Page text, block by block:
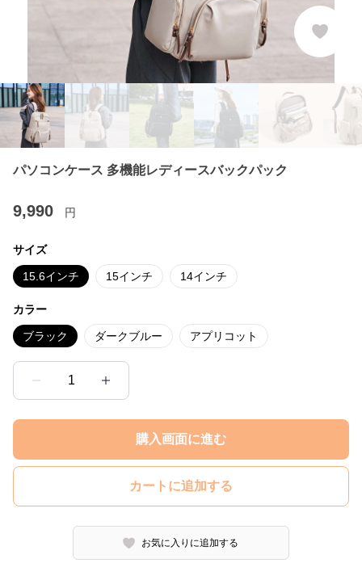
パソコンケース 多機能レディースバックパック
9,990 円
サイズ
15.6インチ 15インチ 14インチ
カラー
ブラック ダークブルー アプリコット
1
購入画面に進む
カートに追加する
お気に入りに追加する